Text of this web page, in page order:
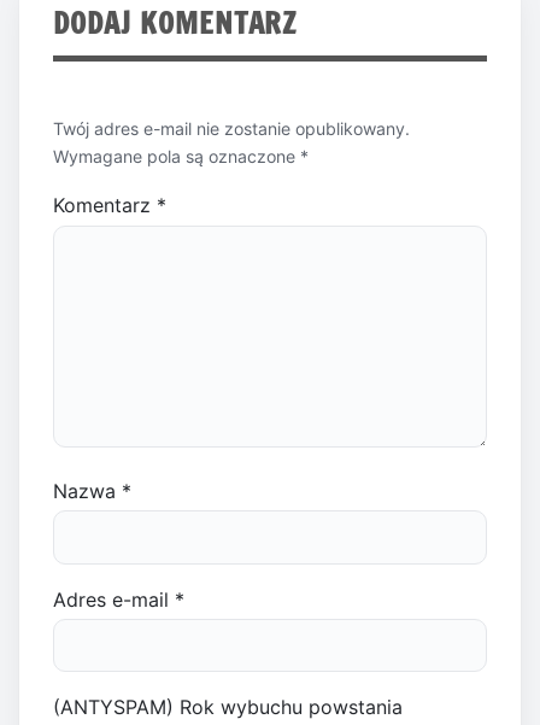
DODAJ KOMENTARZ
Twój adres e-mail nie zostanie opublikowany.
Wymagane pola są oznaczone *
Komentarz *
Nazwa *
Adres e-mail *
(ANTYSPAM) Rok wybuchu powstania